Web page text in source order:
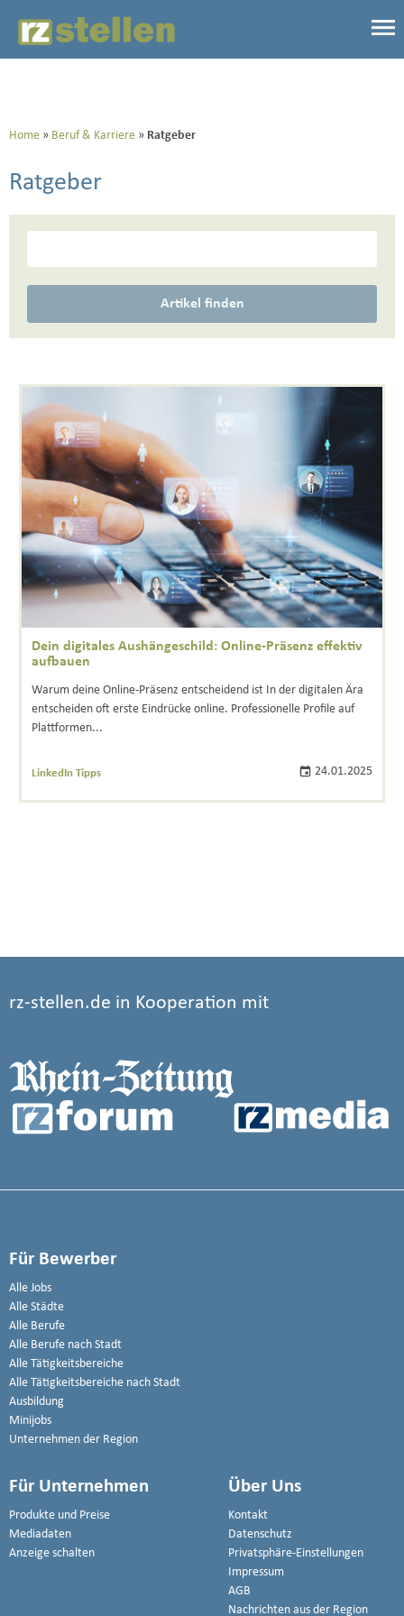
Home Beruf & Karriere Ratgeber
Ratgeber
Artikel finden
Dein digitales Aushängeschild: Online-Präsenz effektiv
aufbauen
Warum deine Online-Präsenz entscheidend ist In der digitalen Ära
entscheiden oft erste Eindrücke online. Professionelle Profile auf
Plattformen...
LinkedIn Tipps 24.01.2025
rz-stellen.de in Kooperation mit
Für Bewerber
Alle Jobs
Alle Städte
Alle Berufe
Alle Berufe nach Stadt
Alle Tätigkeitsbereiche
Alle Tätigkeitsbereiche nach Stadt
Ausbildung
Minijobs
Unternehmen der Region
Für Unternehmen
Produkte und Preise
Mediadaten
Anzeige schalten
Über Uns
Kontakt
Datenschutz
Privatsphäre-Einstellungen
Impressum
AGB
Nachrichten aus der Region